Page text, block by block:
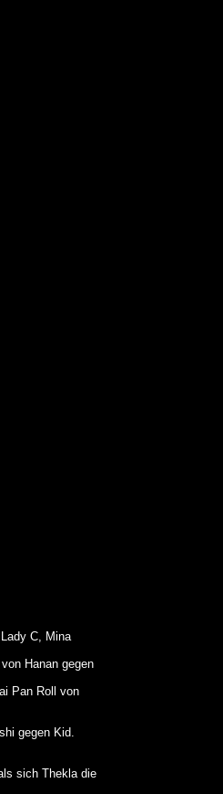
C, Mina
Hanan gegen
Pan Roll von
gegen Kid.
sich Thekla die